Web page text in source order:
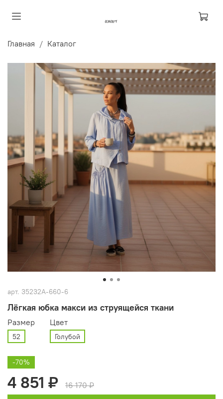
Главная Каталог
арт. 35232А-660-6
Лёгкая юбка макси из струящейся ткани
Размер
52
Цвет
Голубой
-70%
4 851 ₽
16 170 ₽